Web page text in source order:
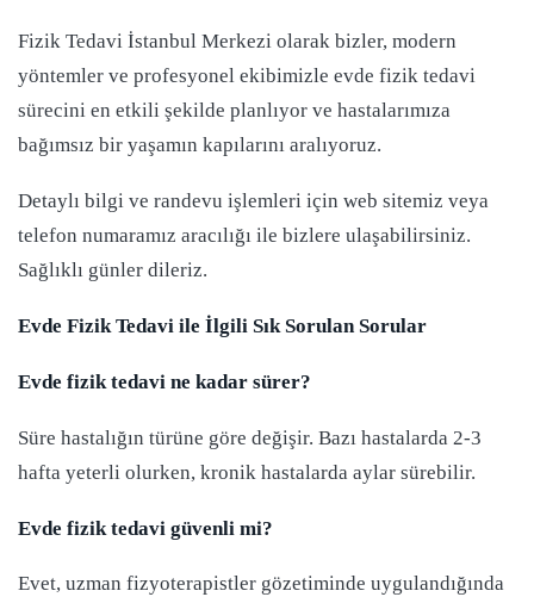
Fizik Tedavi İstanbul Merkezi olarak bizler, modern
yöntemler ve profesyonel ekibimizle evde fizik tedavi
sürecini en etkili şekilde planlıyor ve hastalarımıza
bağımsız bir yaşamın kapılarını aralıyoruz.
Detaylı bilgi ve randevu işlemleri için web sitemiz veya
telefon numaramız aracılığı ile bizlere ulaşabilirsiniz.
Sağlıklı günler dileriz.
Evde Fizik Tedavi ile İlgili Sık Sorulan Sorular
Evde fizik tedavi ne kadar sürer?
Süre hastalığın türüne göre değişir. Bazı hastalarda 2-3
hafta yeterli olurken, kronik hastalarda aylar sürebilir.
Evde fizik tedavi güvenli mi?
Evet, uzman fizyoterapistler gözetiminde uygulandığında